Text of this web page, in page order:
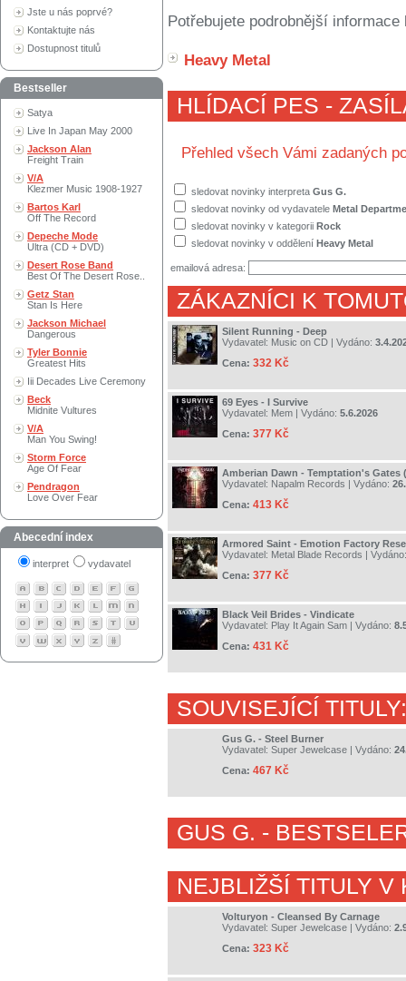
Jste u nás poprvé?
Kontaktujte nás
Dostupnost titulů
Bestseller
Satya
Live In Japan May 2000
Jackson Alan
Freight Train
V/A
Klezmer Music 1908-1927
Bartos Karl
Off The Record
Depeche Mode
Ultra (CD + DVD)
Desert Rose Band
Best Of The Desert Rose..
Getz Stan
Stan Is Here
Jackson Michael
Dangerous
Tyler Bonnie
Greatest Hits
Iii Decades Live Ceremony
Beck
Midnite Vultures
V/A
Man You Swing!
Storm Force
Age Of Fear
Pendragon
Love Over Fear
Abecední index
interpret vydavatel
Potřebujete podrobnější
Heavy Metal
HLÍDACÍ PES -
Přehled všech Vámi zadaných
sledovat novinky interpreta Gus G.
sledovat novinky od vydavatele Metal
sledovat novinky v kategorii Rock
sledovat novinky v oddělení Heavy Metal
emailová adresa:
ZÁKAZNÍCI K
Silent Running - Deep
Vydavatel: Music on CD | Vydáno:
Cena: 332 Kč
69 Eyes - I Survive
Vydavatel: Mem | Vydáno: 5.6.2026
Cena: 377 Kč
Amberian Dawn - Temptation's Gates
Vydavatel: Napalm Records | Vydáno:
Cena: 413 Kč
Armored Saint - Emotion Factory
Vydavatel: Metal Blade Records |
Cena: 377 Kč
Black Veil Brides - Vindicate
Vydavatel: Play It Again Sam | Vydáno:
Cena: 431 Kč
SOUVISEJÍCÍ TITULY:
Gus G. - Steel Burner
Vydavatel: Super Jewelcase | Vydáno:
Cena: 467 Kč
GUS G. -
NEJBLIŽŠÍ TITULY V
Volturyon - Cleansed By Carnage
Vydavatel: Super Jewelcase | Vydáno:
Cena: 323 Kč